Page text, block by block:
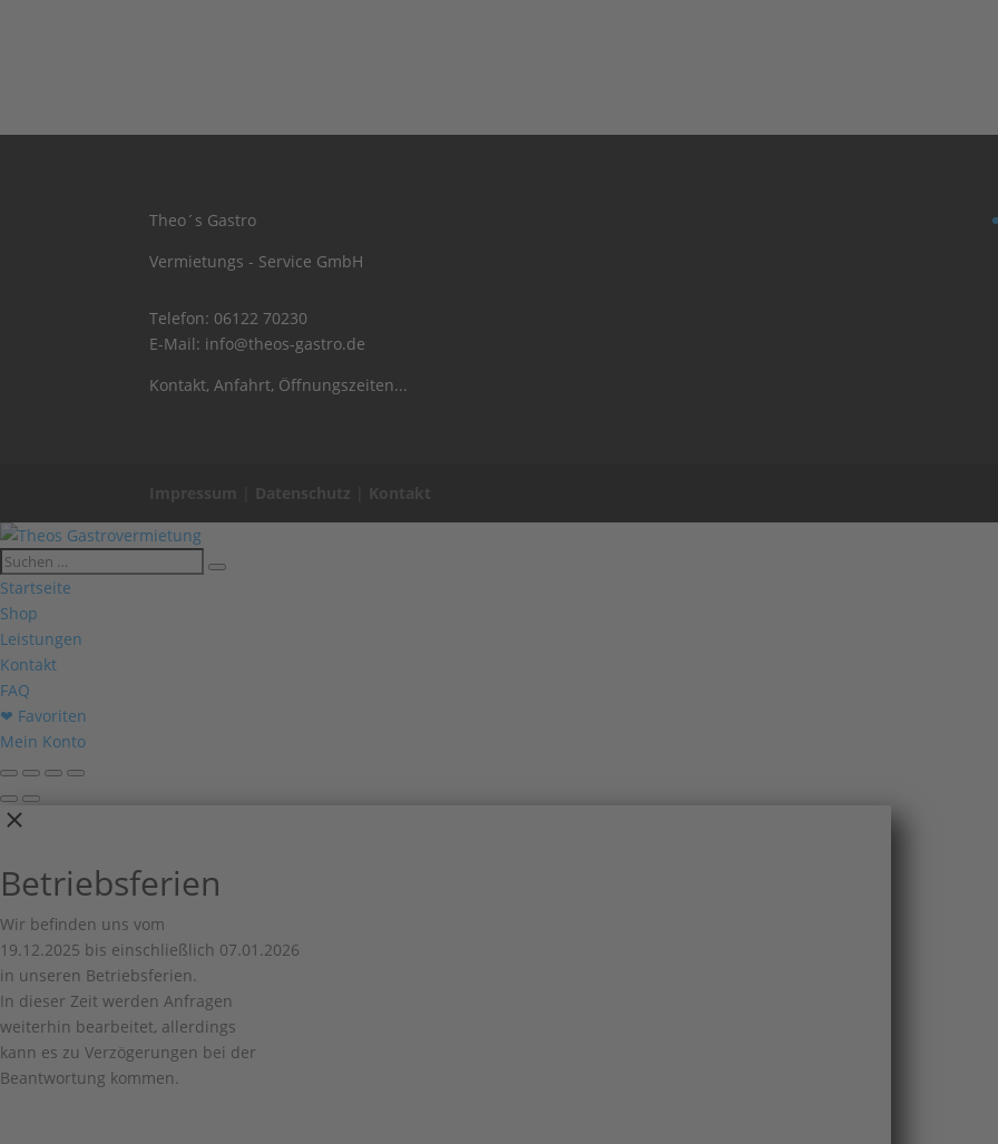
Theo´s Gastro
Vermietungs - Service GmbH
Telefon: 06122 70230
E-Mail: info@theos-gastro.de
Kontakt, Anfahrt, Öffnungszeiten...
Impressum Datenschutz Kontakt
Startseite
Shop
Leistungen
Kontakt
FAQ
❤ Favoriten
Mein Konto
Betriebsferien
Wir befinden uns vom
19.12.2025 bis einschließlich 07.01.2026
in unseren Betriebsferien.
In dieser Zeit werden Anfragen
weiterhin bearbeitet, allerdings
kann es zu Verzögerungen bei der
Beantwortung kommen.